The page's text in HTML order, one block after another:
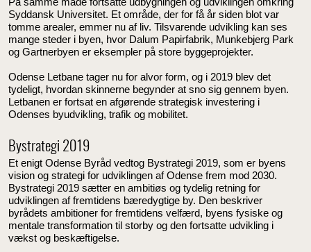
Syddansk Universitet. Et område, der for få år siden blot var
tomme arealer, emmer nu af liv. Tilsvarende udvikling kan ses
mange steder i byen, hvor Dalum Papirfabrik, Munkebjerg Park
og Gartnerbyen er eksempler på store byggeprojekter.
Odense Letbane tager nu for alvor form, og i 2019 blev det
tydeligt, hvordan skinnerne begynder at sno sig gennem byen.
Letbanen er fortsat en afgørende strategisk investering i
Odenses byudvikling, trafik og mobilitet.
Bystrategi 2019
Et enigt Odense Byråd vedtog Bystrategi 2019, som er byens
vision og strategi for udviklingen af Odense frem mod 2030.
Bystrategi 2019 sætter en ambitiøs og tydelig retning for
udviklingen af fremtidens bæredygtige by. Den beskriver
byrådets ambitioner for fremtidens velfærd, byens fysiske og
mentale transformation til storby og den fortsatte udvikling i
vækst og beskæftigelse.